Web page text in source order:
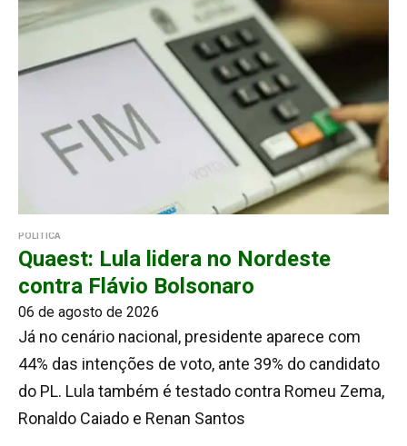
POLÍTICA
Quaest: Lula lidera no Nordeste
contra Flávio Bolsonaro
06 de agosto de 2026
Já no cenário nacional, presidente aparece com
44% das intenções de voto, ante 39% do candidato
do PL. Lula também é testado contra Romeu Zema,
Ronaldo Caiado e Renan Santos